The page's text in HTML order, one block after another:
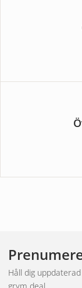
Håll dig